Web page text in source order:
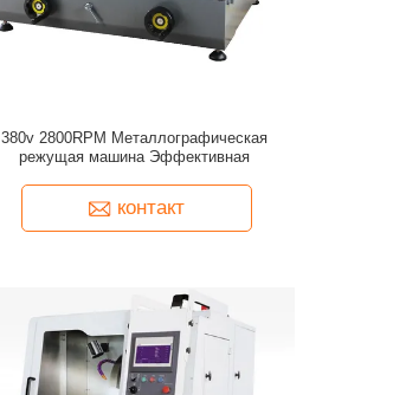
380v 2800RPM Металлографическая
режущая машина Эффективная
контакт